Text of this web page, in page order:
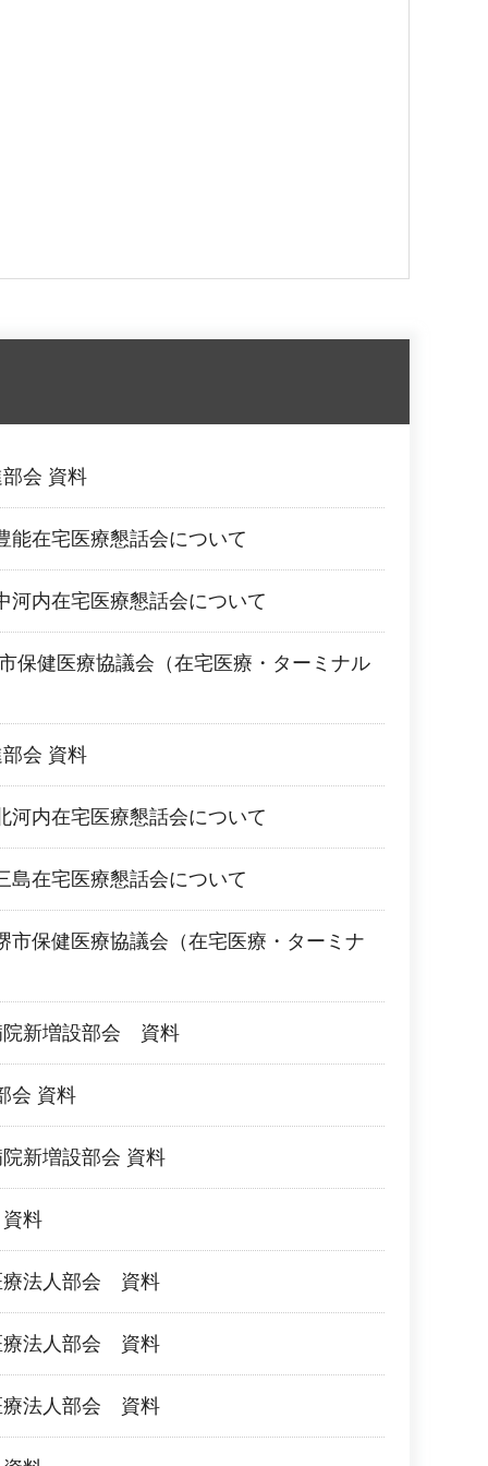
会 資料
在宅医療懇話会について
内在宅医療懇話会について
保健医療協議会（在宅医療・ターミナル
会 資料
内在宅医療懇話会について
在宅医療懇話会について
保健医療協議会（在宅医療・ターミナ
院新増設部会 資料
会 資料
新増設部会 資料
料
療法人部会 資料
療法人部会 資料
療法人部会 資料